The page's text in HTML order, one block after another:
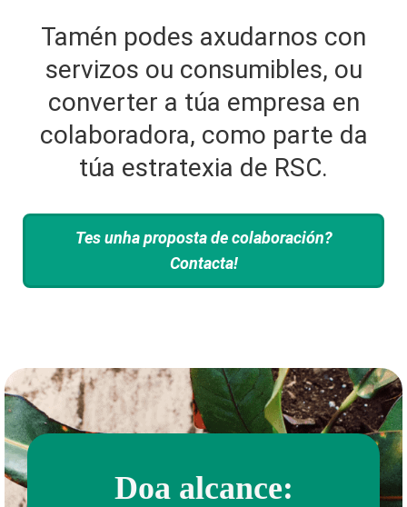
Tamén podes axudarnos con
servizos ou consumibles, ou
converter a túa empresa en
colaboradora, como parte da
túa estratexia de RSC.
Tes unha proposta de colaboración?
Contacta!
Doa alcance: